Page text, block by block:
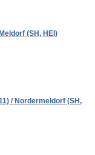
(SH, HEI)
/ Nordermeldorf (SH,